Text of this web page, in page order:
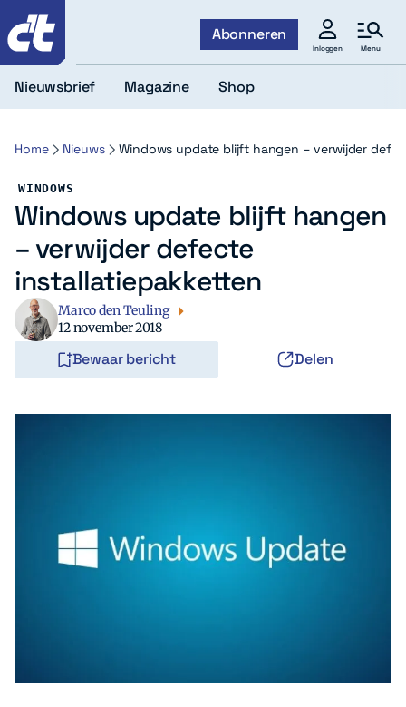
Abonneren
Inloggen Menu
Nieuwsbrief Magazine Shop
Home Nieuws Windows update blijft hangen – verwijder
WINDOWS
Windows update blijft hangen
– verwijder defecte
installatiepakketten
Marco den Teuling
12 november 2018
Bewaar bericht Delen